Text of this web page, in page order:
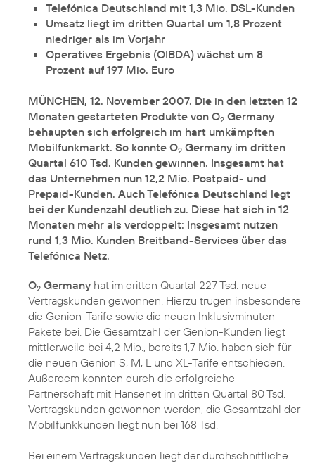
Telefónica Deutschland mit 1,3 Mio. DSL-Kunden
Umsatz liegt im dritten Quartal um 1,8 Prozent
niedriger als im Vorjahr
Operatives Ergebnis (OIBDA) wächst um 8
Prozent auf 197 Mio. Euro
MÜNCHEN, 12. November 2007. Die in den letzten 12
Monaten gestarteten Produkte von O2 Germany
behaupten sich erfolgreich im hart umkämpften
Mobilfunkmarkt. So konnte O2 Germany im dritten
Quartal 610 Tsd. Kunden gewinnen. Insgesamt hat
das Unternehmen nun 12,2 Mio. Postpaid- und
Prepaid-Kunden. Auch Telefónica Deutschland legt
bei der Kundenzahl deutlich zu. Diese hat sich in 12
Monaten mehr als verdoppelt: Insgesamt nutzen
rund 1,3 Mio. Kunden Breitband-Services über das
Telefónica Netz.
O2 Germany hat im dritten Quartal 227 Tsd. neue
Vertragskunden gewonnen. Hierzu trugen insbesondere
die Genion-Tarife sowie die neuen Inklusivminuten-
Pakete bei. Die Gesamtzahl der Genion-Kunden liegt
mittlerweile bei 4,2 Mio., bereits 1,7 Mio. haben sich für
die neuen Genion S, M, L und XL-Tarife entschieden.
Außerdem konnten durch die erfolgreiche
Partnerschaft mit Hansenet im dritten Quartal 80 Tsd.
Vertragskunden gewonnen werden, die Gesamtzahl der
Mobilfunkkunden liegt nun bei 168 Tsd.
Bei einem Vertragskunden liegt der durchschnittliche